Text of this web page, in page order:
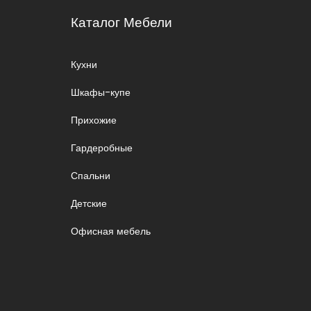
Каталог Мебели
Кухни
Шкафы-купе
Прихожие
Гардеробные
Спальни
Детские
Офисная мебель